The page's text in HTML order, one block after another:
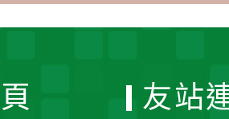
友站